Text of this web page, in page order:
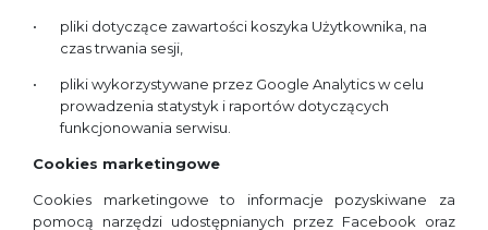
pliki dotyczące zawartości koszyka Użytkownika, na
czas trwania sesji,
pliki wykorzystywane przez Google Analytics w celu
prowadzenia statystyk i raportów dotyczących
funkcjonowania serwisu.
Cookies marketingowe
Cookies marketingowe to informacje pozyskiwane za
pomocą narzędzi udostępnianych przez Facebook oraz